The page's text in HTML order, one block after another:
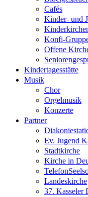
Cafés
Kinder- und
Konfi-
Offene
Kindertagesstätte
Musik
Chor
Orgelmusik
Konzerte
Partner
Ev. Jugend
Stadtkirche
Kirche in
Landeskirche
37. Kasseler